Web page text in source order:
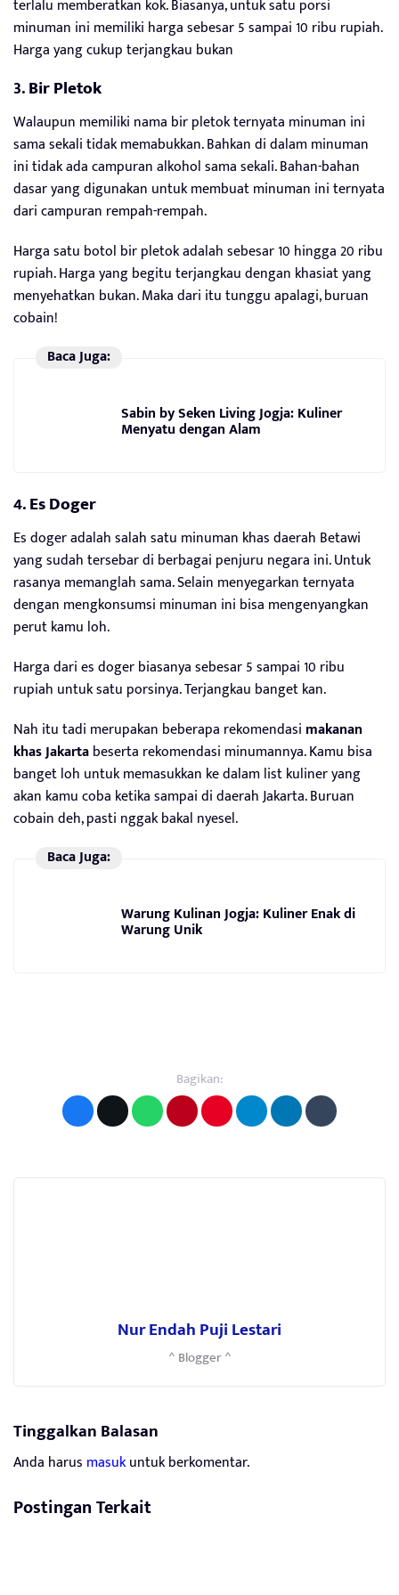
terlalu memberatkan kok. Biasanya, untuk satu porsi
minuman ini memiliki harga sebesar 5 sampai 10 ribu rupiah.
Harga yang cukup terjangkau bukan
3.Bir Pletok
Walaupun memiliki nama bir pletok ternyata minuman ini
sama sekali tidak memabukkan. Bahkan di dalam minuman
ini tidak ada campuran alkohol sama sekali. Bahan-bahan
dasar yang digunakan untuk membuat minuman ini ternyata
dari campuran rempah-rempah.
Harga satu botol bir pletok adalah sebesar 10 hingga 20 ribu
rupiah. Harga yang begitu terjangkau dengan khasiat yang
menyehatkan bukan. Maka dari itu tunggu apalagi, buruan
cobain!
Baca Juga:
Sabin by Seken Living Jogja: Kuliner
Menyatu dengan Alam
4.Es Doger
Es doger adalah salah satu minuman khas daerah Betawi
yang sudah tersebar di berbagai penjuru negara ini. Untuk
rasanya memanglah sama. Selain menyegarkan ternyata
dengan mengkonsumsi minuman ini bisa mengenyangkan
perut kamu loh.
Harga dari es doger biasanya sebesar 5 sampai 10 ribu
rupiah untuk satu porsinya. Terjangkau banget kan.
Nah itu tadi merupakan beberapa rekomendasi makanan
khas Jakartabeserta rekomendasi minumannya. Kamu bisa
banget loh untuk memasukkan ke dalam list kuliner yang
akan kamu coba ketika sampai di daerah Jakarta. Buruan
cobain deh, pasti nggak bakal nyesel.
Baca Juga:
Warung Kulinan Jogja: Kuliner Enak di
Warung Unik
Bagikan:
Nur Endah Puji Lestari
^ Blogger ^
Tinggalkan Balasan
Anda harus masukuntuk berkomentar.
Postingan Terkait